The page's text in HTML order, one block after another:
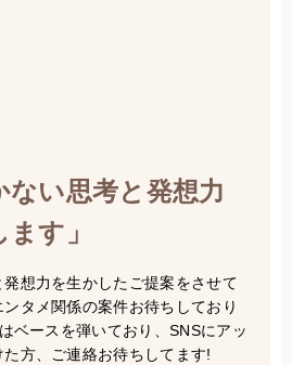
ない思考と発想力
す」
想力を生かしたご提案をさせて
タメ関係の案件お待ちしており
ベースを弾いており、SNSにアッ
方、ご連絡お待ちしてます!